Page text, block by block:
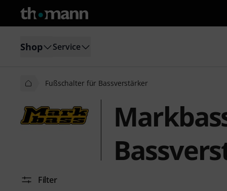
Shop Service
Fußschalter für Bassverstärker
Filter